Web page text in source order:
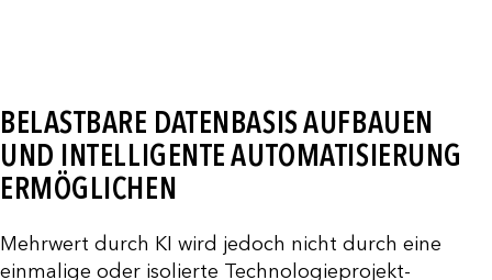
BELASTBARE DATENBASIS AUFBAUEN
UND INTELLIGENTE AUTOMATISIERUNG
ERMÖGLICHEN
Mehrwert durch KI wird jedoch nicht durch eine
einmalige oder isolierte Technologieprojekt-